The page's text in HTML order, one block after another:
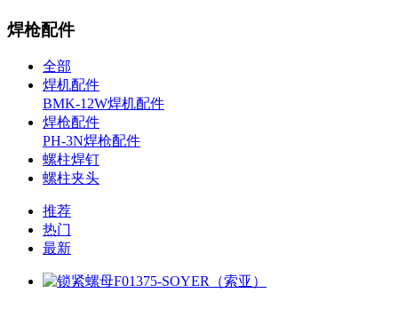
焊枪配件
全部
焊机配件
BMK-12W焊机配件
焊枪配件
PH-3N焊枪配件
螺柱焊钉
螺柱夹头
推荐
热门
最新